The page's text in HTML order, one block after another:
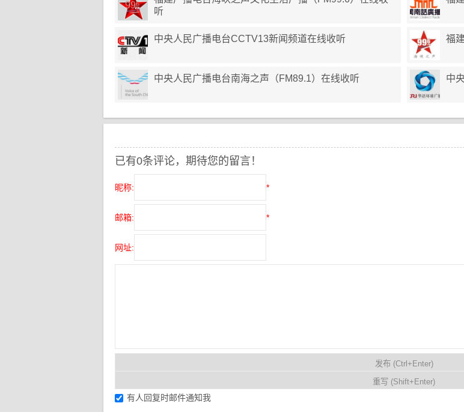
听
中央人民广播电台CCTV13新闻频道在线收听 福
中央人民广播电台南海之声（FM89.1）在线收听 中
已有0条评论，期待您的留言！
昵称: *
邮箱: *
网址:
有人回复时邮件通知我